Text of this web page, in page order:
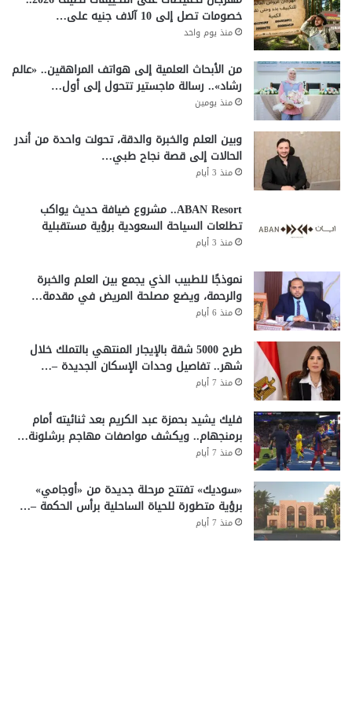
خصومات تصل إلى 10 آلاف جنيه على…
منذ يوم واحد
من الأبحاث العلمية إلى هواتف المراهقين.. «عالم
رشاد».. رسالة ماجستير تتحول إلى أول…
منذ يومين
وبين العلم والخبرة والدقة، تحولت واحدة من أندر
الحالات إلى قصة نجاح طبي…
منذ 3 أيام
ABAN Resort.. مشروع ضيافة حديث يواكب
تطلعات السياحة السعودية برؤية مستقبلية
منذ 3 أيام
نموذجًا للطبيب الذي يجمع بين العلم والخبرة
والرحمة، ويضع مصلحة المريض في مقدمة…
منذ 6 أيام
طرح 5000 شقة بالإيجار المنتهي بالتملك خلال
شهر.. تفاصيل وحدات الإسكان الجديدة –…
منذ 7 أيام
فليك يشيد بحمزة عبد الكريم بعد ثنائيته أمام
برمنجهام.. ويكشف مواصفات مهاجم برشلونة…
منذ 7 أيام
«سوديك» تفتتح مرحلة جديدة من «أوجامي»
برؤية متطورة للحياة الساحلية برأس الحكمة –…
منذ 7 أيام